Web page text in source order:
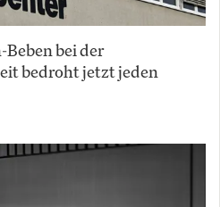
bei der
bedroht jetzt jeden